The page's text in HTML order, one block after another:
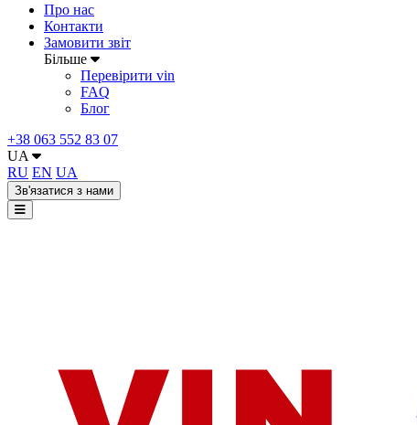
Про нас
Контакти
Замовити звіт
Більше
Перевірити vin
FAQ
Блог
+38 063 552 83 07
UA
RU EN UA
Зв'язатися з нами